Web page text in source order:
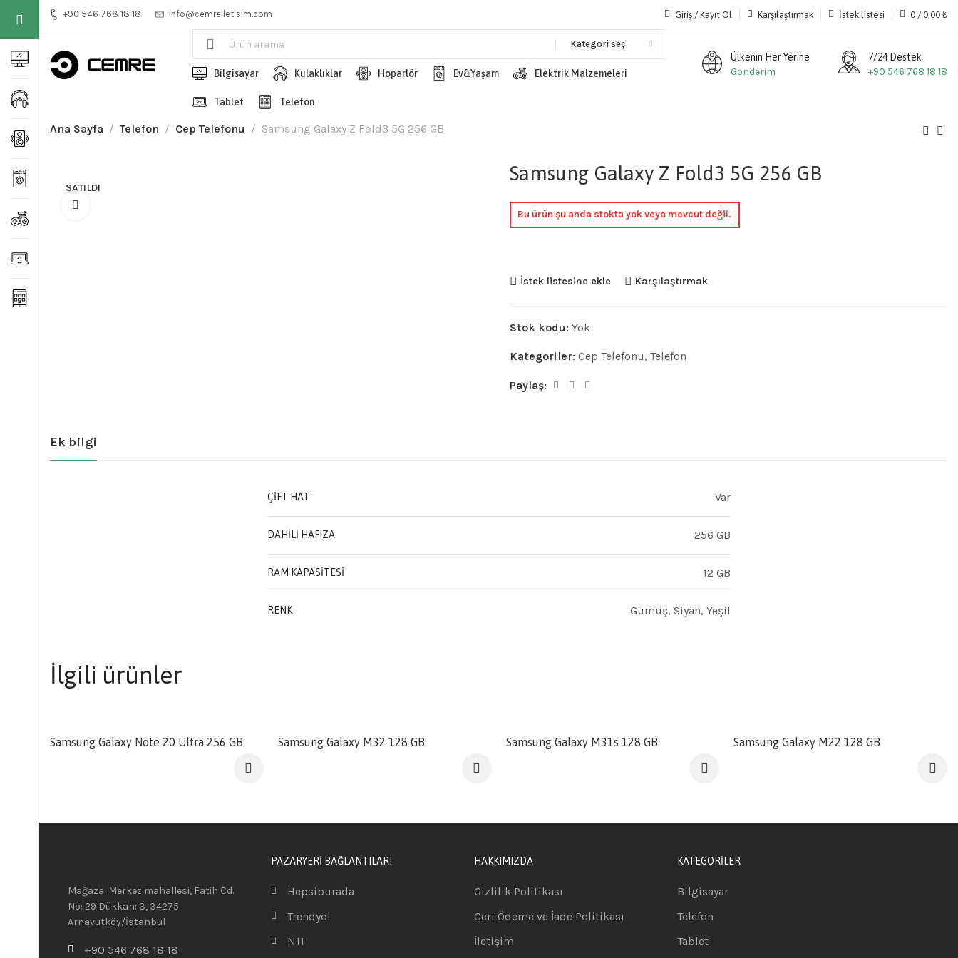
+90 546 768 18 18 info@cemreiletisim.com Giriş / Kayıt Ol Karşılaştırmak İstek listesi 0 / 0,00 ₺
Kategori seç
Bilgisayar Kulaklıklar Hoparlör Ev&Yaşam Elektrik Malzemeleri
Tablet Telefon
Ülkenin Her Yerine
Gönderim
7/24 Destek
+90 546 768 18 18
Ana Sayfa Telefon Cep Telefonu Samsung Galaxy Z Fold3 5G 256 GB
SATILDI
Samsung Galaxy Z Fold3 5G 256 GB
Bu ürün şu anda stokta yok veya mevcut değil.
İstek listesine ekle Karşılaştırmak
Stok kodu: Yok
Kategoriler: Cep Telefonu, Telefon
Paylaş:
Ek bilgi
ÇIFT HAT Var
DAHILI HAFIZA 256 GB
RAM KAPASITESI 12 GB
RENK Gümüş, Siyah, Yeşil
İlgili ürünler
SATILDI
Samsung Galaxy Note 20 Ultra 256 GB SATILDI
Samsung Galaxy M32 128 GB SATILDI
Samsung Galaxy M31s 128 GB SATILDI
Samsung Galaxy M22 128 GB
Mağaza: Merkez mahallesi, Fatih Cd.
No: 29 Dükkan: 3, 34275
Arnavutköy/İstanbul
+90 546 768 18 18
PAZARYERİ BAĞLANTILARI
Hepsiburada
Trendyol
N11
HAKKIMIZDA
Gizlilik Politikası
Geri Ödeme ve İade Politikası
İletişim
KATEGORİLER
Bilgisayar
Telefon
Tablet